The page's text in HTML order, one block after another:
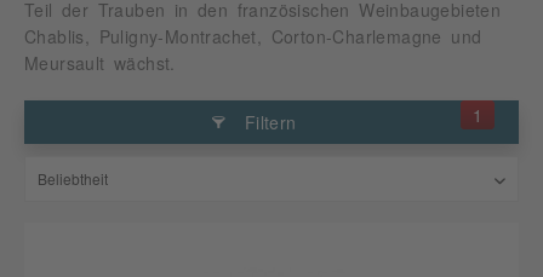
Teil der Trauben in den französischen Weinbaugebieten
Chablis, Puligny-Montrachet, Corton-Charlemagne und
Meursault wächst.
Filtern 1